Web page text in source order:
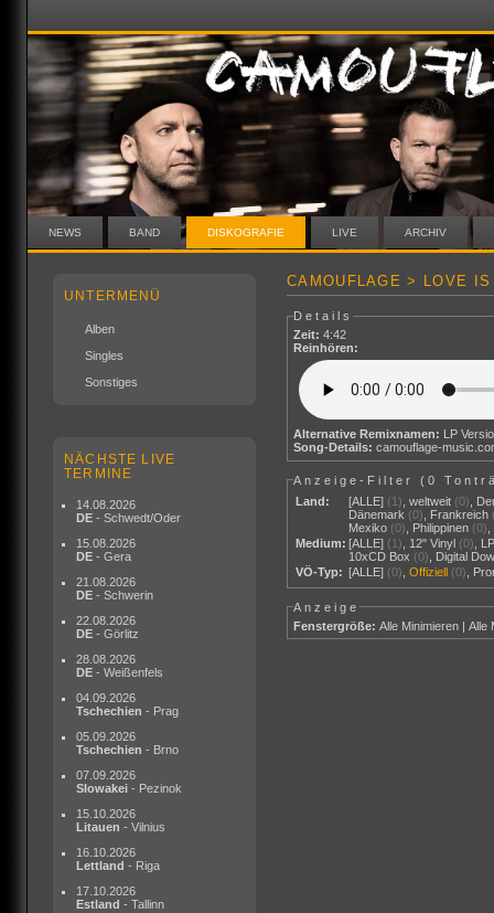
NEWS BAND DISKOGRAFIE LIVE ARCHIV
UNTERMENÜ
Alben
Singles
Sonstiges
NÄCHSTE LIVE
TERMINE
14.08.2026
DE - Schwedt/Oder
15.08.2026
DE - Gera
21.08.2026
DE - Schwerin
22.08.2026
DE - Görlitz
28.08.2026
DE - Weißenfels
04.09.2026
Tschechien - Prag
05.09.2026
Tschechien - Brno
07.09.2026
Slowakei - Pezinok
15.10.2026
Litauen - Vilnius
16.10.2026
Lettland - Riga
17.10.2026
Estland - Tallinn
CAMOUFLAGE > LOVE
Details
Zeit: 4:42
Reinhören:
Alternative Remixnamen: LP
Song-Details: camouflage-
Anzeige-Filter (0
Land:
[ALLE] (1) ,weltweit (0)
Dänemark (0) Frankreich
Mexiko (0) Philippinen (0)
Medium: [ALLE] (1) 12" Vinyl (0)
10xCD Box (0)
Digital
VÖ-Typ: [ALLE] (0) ,Offiziell (0)
Anzeige
Fenstergröße: Alle Minimieren |Alle